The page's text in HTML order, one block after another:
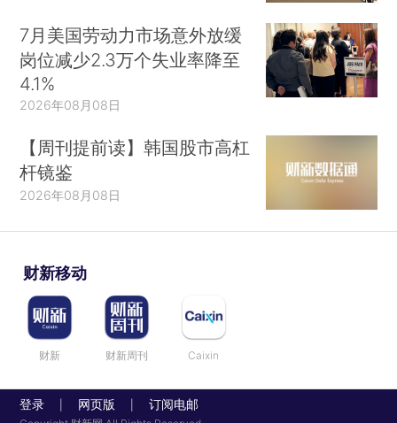
7月美国劳动力市场意外放缓
岗位减少2.3万个失业率降至
4.1%
2026年08月08日
【周刊提前读】韩国股市高杠
杆镜鉴
2026年08月08日
财新移动
财新 财新周刊 Caixin
登录 网页版 订阅电邮